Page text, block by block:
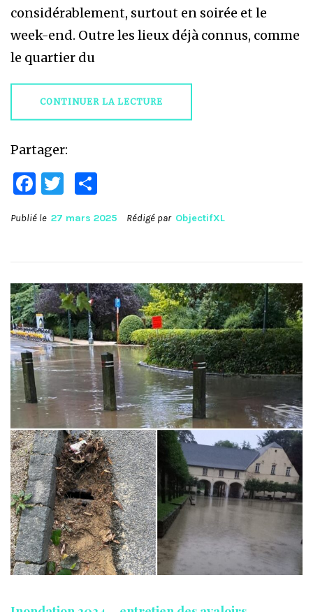
considérablement, surtout en soirée et le
week-end. Outre les lieux déjà connus, comme
le quartier du
CONTINUER LA LECTURE
Partager:
Facebook
Twitter
Publié le 27 mars 2025 Rédigé par ObjectifXL